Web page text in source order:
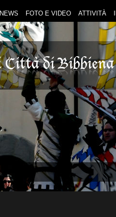
NEWS FOTO E VIDEO ATTIVITÀ